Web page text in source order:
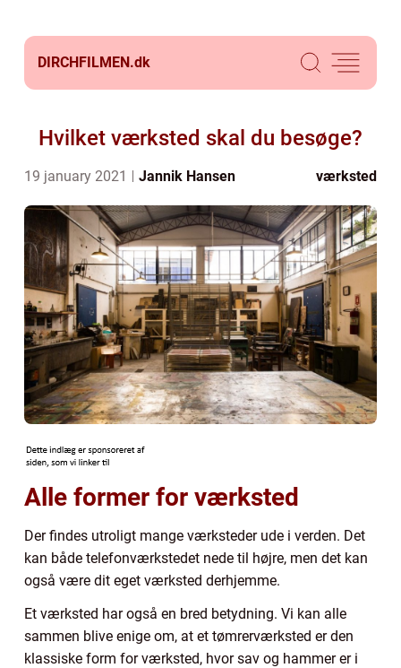
DIRCHFILMEN.dk
Hvilket værksted skal du besøge?
19 january 2021 Jannik Hansen værksted
Alle former for værksted
Der findes utroligt mange værksteder ude i verden. Det
kan både telefonværkstedet nede til højre, men det kan
også være dit eget værksted derhjemme.
Et værksted har også en bred betydning. Vi kan alle
sammen blive enige om, at et tømrerværksted er den
klassiske form for værksted, hvor sav og hammer er i